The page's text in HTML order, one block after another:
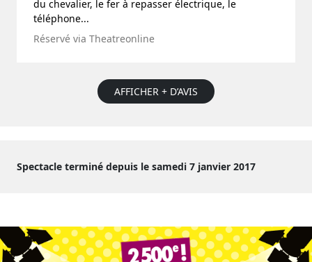
du chevalier, le fer à repasser électrique, le
téléphone...
Réservé via Theatreonline
AFFICHER + D’AVIS
Spectacle terminé depuis le samedi 7 janvier 2017